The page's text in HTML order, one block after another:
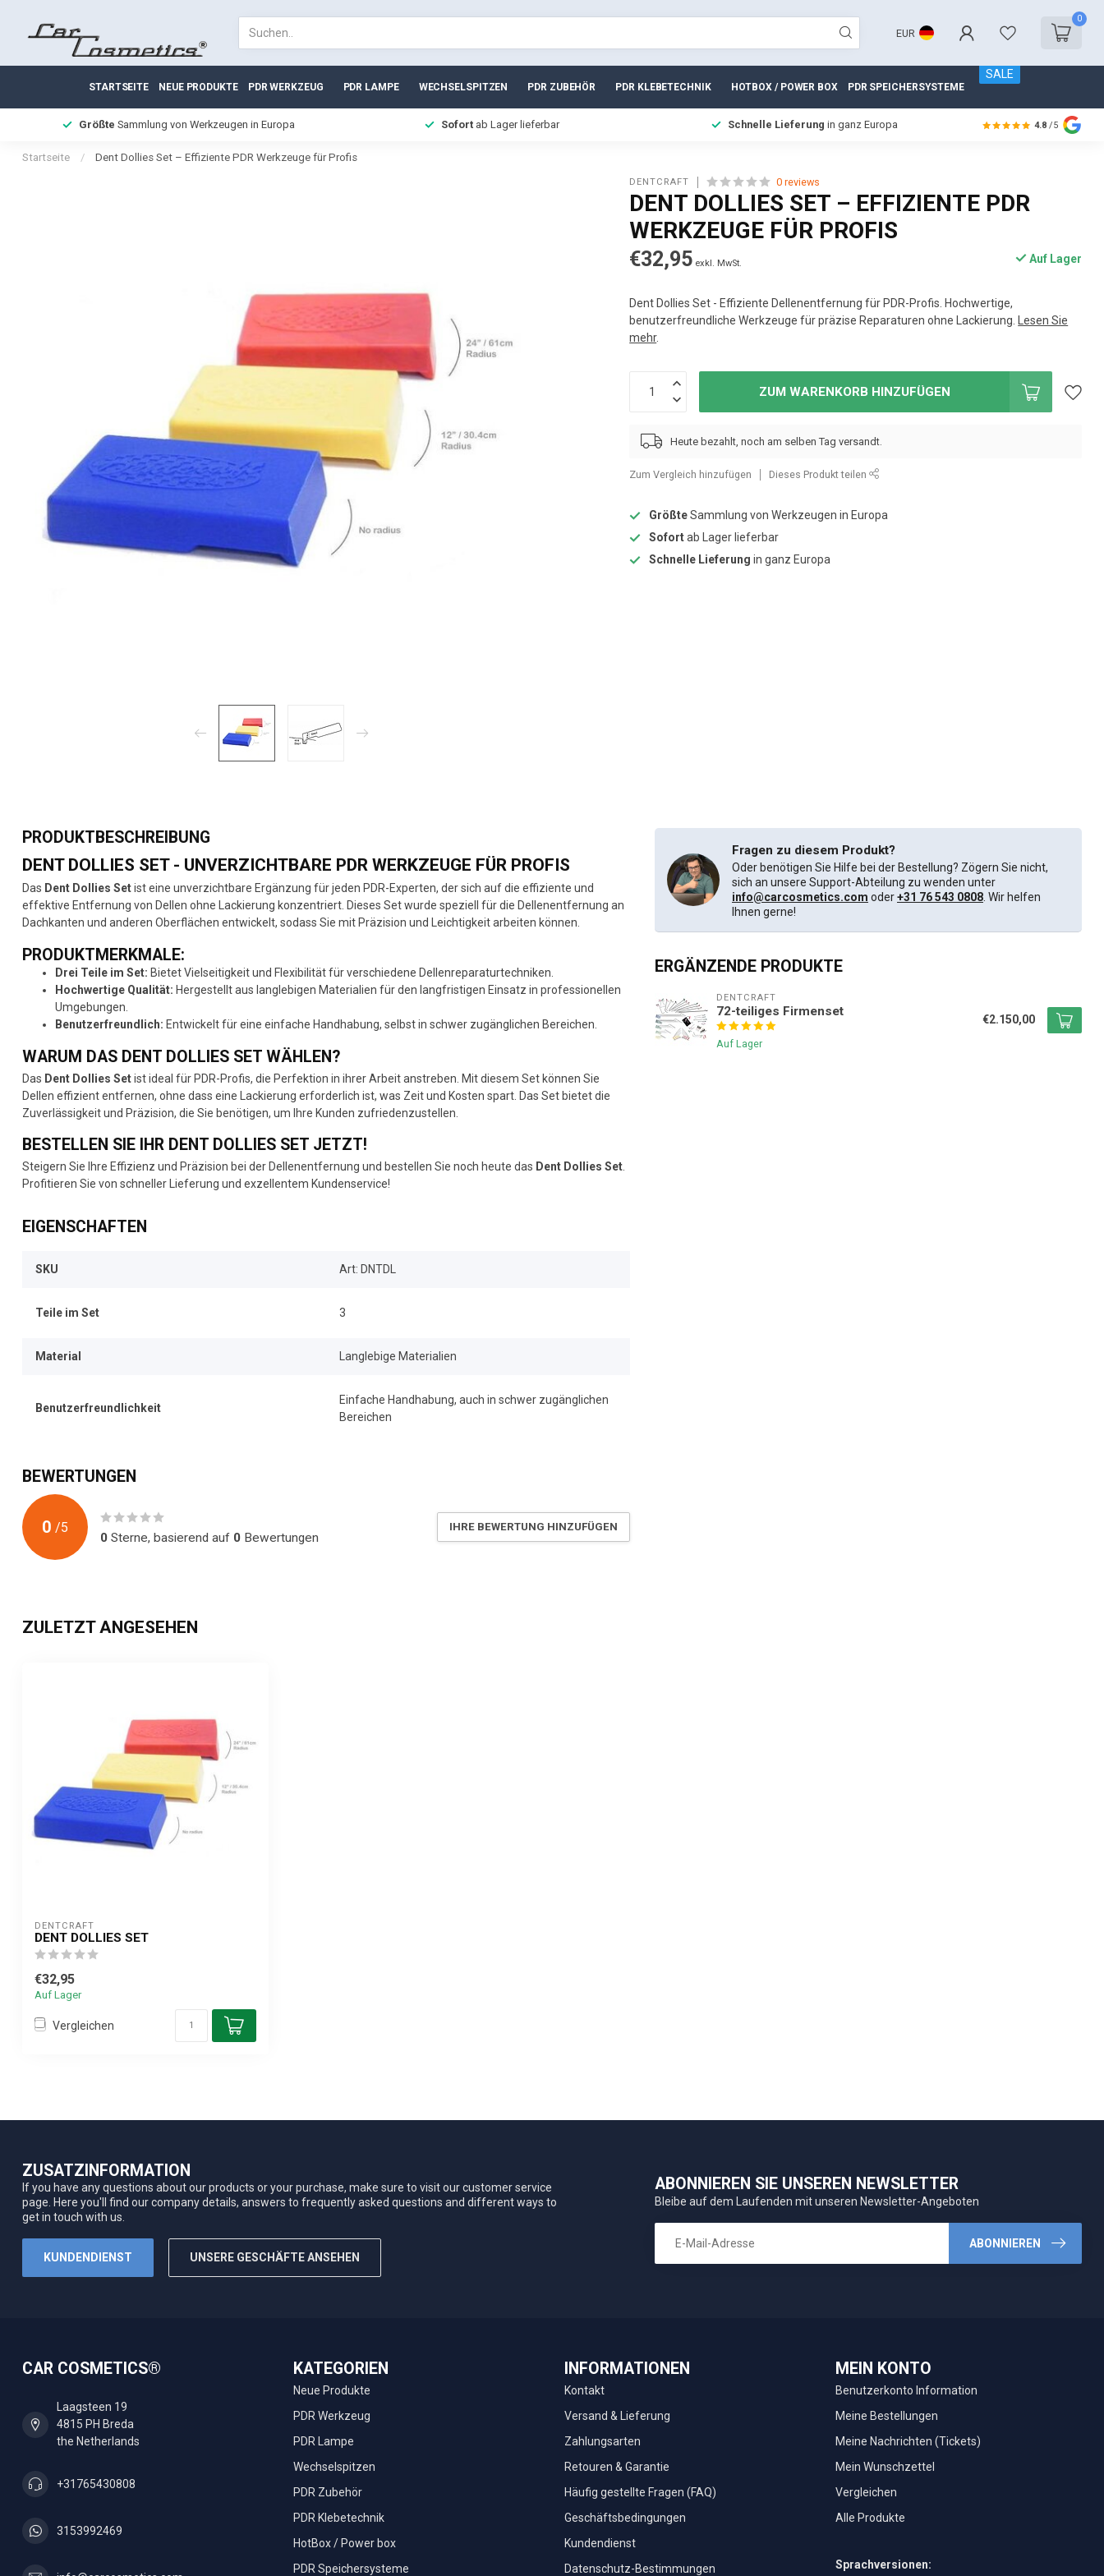
EUR
0
STARTSEITE NEUE PRODUKTE PDR WERKZEUG PDR LAMPE WECHSELSPITZEN PDR ZUBEHÖR PDR KLEBETECHNIK HOTBOX / POWER BOX PDR SPEICHERSYSTEME
SALE
Größte Sammlung von Werkzeugen in Europa Sofortab Lager lieferbar Schnelle Lieferung in ganz Europa 4.8 /5
Startseite / Dent Dollies Set – Effiziente PDR Werkzeuge für Profis
DENTCRAFT 0 reviews
DENT DOLLIES SET – EFFIZIENTE PDR
WERKZEUGE FÜR PROFIS
€32,95 exkl. MwSt. Auf Lager
Dent Dollies Set - Effiziente Dellenentfernung für PDR-Profis. Hochwertige,
benutzerfreundliche Werkzeuge für präzise Reparaturen ohne Lackierung.
Lesen Sie
mehr.
ZUM WARENKORB HINZUFÜGEN
Heute bezahlt, noch am selben Tag versandt.
Zum Vergleich hinzufügen Dieses Produkt teilen
GrößteSammlung von Werkzeugen in Europa
Sofortab Lager lieferbar
Schnelle Lieferung in ganz Europa
PRODUKTBESCHREIBUNG
DENT DOLLIES SET - UNVERZICHTBARE PDR WERKZEUGE FÜR PROFIS
Das Dent Dollies Setist eine unverzichtbare Ergänzung für jeden PDR-Experten, der sich auf die effiziente und
effektive Entfernung von Dellen ohne Lackierung konzentriert. Dieses Set wurde speziell für die Dellenentfernung an
Dachkanten und anderen Oberflächen entwickelt, sodass Sie mit Präzision und Leichtigkeit arbeiten können.
PRODUKTMERKMALE:
Drei Teile im Set: Bietet Vielseitigkeit und Flexibilität für verschiedene Dellenreparaturtechniken.
Hochwertige Qualität: Hergestellt aus langlebigen Materialien für den langfristigen Einsatz in professionellen
Umgebungen.
Benutzerfreundlich: Entwickelt für eine einfache Handhabung, selbst in schwer zugänglichen Bereichen.
WARUM DAS DENT DOLLIES SET WÄHLEN?
Das Dent Dollies Setist ideal für PDR-Profis, die Perfektion in ihrer Arbeit anstreben. Mit diesem Set können Sie
Dellen effizient entfernen, ohne dass eine Lackierung erforderlich ist, was Zeit und Kosten spart. Das Set bietet die
Zuverlässigkeit und Präzision, die Sie benötigen, um Ihre Kunden zufriedenzustellen.
BESTELLEN SIE IHR DENT DOLLIES SET JETZT!
Steigern Sie Ihre Effizienz und Präzision bei der Dellenentfernung und bestellen Sie noch heute das Dent Dollies Set.
Profitieren Sie von schneller Lieferung und exzellentem Kundenservice!
EIGENSCHAFTEN
SKU Art: DNTDL
Teile im Set 3
Material Langlebige Materialien
Benutzerfreundlichkeit
Einfache Handhabung, auch in schwer zugänglichen
Bereichen
BEWERTUNGEN
0 /5
0 Sterne, basierend auf 0 Bewertungen
IHRE BEWERTUNG HINZUFÜGEN
Fragen zu diesem Produkt?
Oder benötigen Sie Hilfe bei der Bestellung? Zögern Sie nicht,
sich an unsere Support-Abteilung zu wenden unter
info@carcosmetics.com oder+31 76 543 0808 . Wir helfen
Ihnen gerne!
ERGÄNZENDE PRODUKTE
DENTCRAFT
72-teiliges Firmenset
Auf Lager
€2.150,00
ZULETZT ANGESEHEN
DENTCRAFT
DENT DOLLIES SET
€32,95
Auf Lager
Vergleichen
ZUSATZINFORMATION
If you have any questions about our products or your purchase, make sure to visit our customer service
page. Here you'll find our company details, answers to frequently asked questions and different ways to
get in touch with us.
KUNDENDIENST UNSERE GESCHÄFTE ANSEHEN
ABONNIEREN SIE UNSEREN NEWSLETTER
Bleibe auf dem Laufenden mit unseren Newsletter-Angeboten
ABONNIEREN
CAR COSMETICS®
Laagsteen 19
4815 PH Breda
the Netherlands
+31765430808
3153992469
KATEGORIEN
Neue Produkte
PDR Werkzeug
PDR Lampe
Wechselspitzen
PDR Zubehör
PDR Klebetechnik
HotBox / Power box
PDR Speichersysteme
INFORMATIONEN
Kontakt
Versand & Lieferung
Zahlungsarten
Retouren & Garantie
Häufig gestellte Fragen (FAQ)
Geschäftsbedingungen
Kundendienst
Datenschutz-Bestimmungen
MEIN KONTO
Benutzerkonto Information
Meine Bestellungen
Meine Nachrichten (Tickets)
Mein Wunschzettel
Vergleichen
Alle Produkte
Sprachversionen: